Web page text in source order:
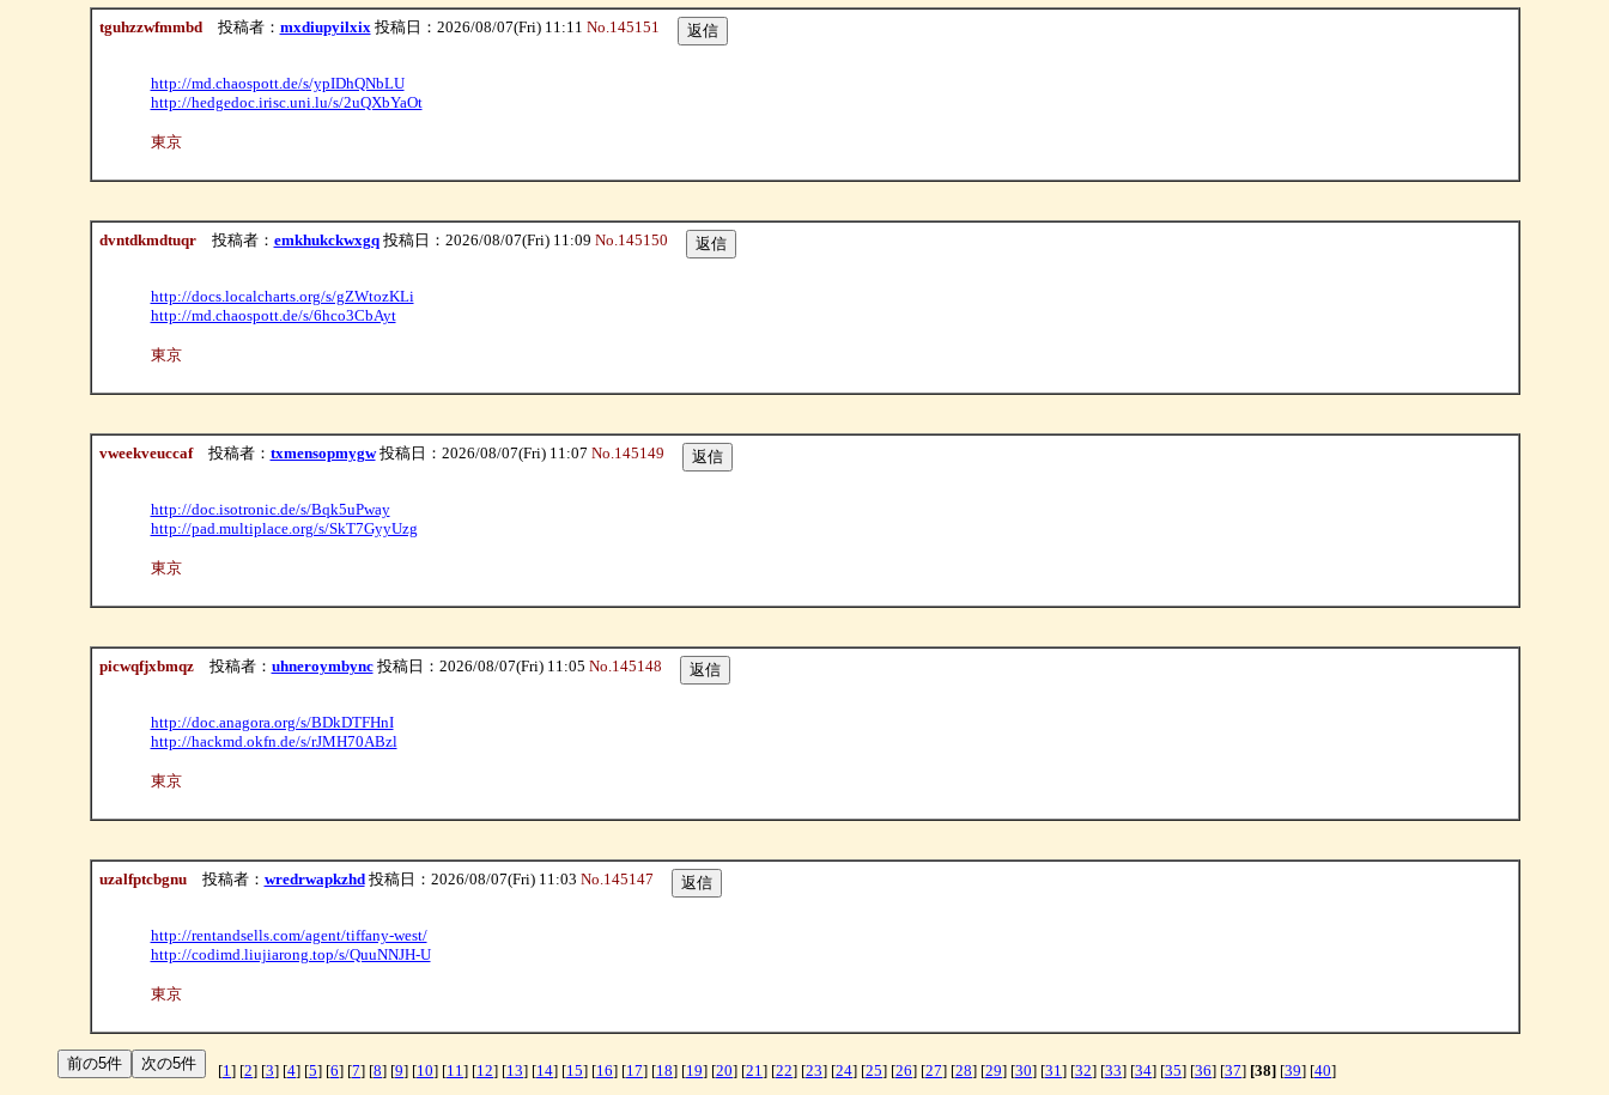
tguhzzwfmmbd投稿者： mxdiupyilxix 投稿日：2026/08/07(Fri) 11:11 No.145151
http://md.chaospott.de/s/ypIDhQNbLU
http://hedgedoc.irisc.uni.lu/s/2uQXbYaOt
東京
dvntdkmdtuqr投稿者： emkhukckwxgq投稿日：2026/08/07(Fri) 11:09 No.145150
http://docs.localcharts.org/s/gZWtozKLi
http://md.chaospott.de/s/6hco3CbAyt
東京
vweekveuccaf投稿者： txmensopmygw投稿日：2026/08/07(Fri) 11:07 No.145149
http://doc.isotronic.de/s/Bqk5uPway
http://pad.multiplace.org/s/SkT7GyyUzg
東京
picwqfjxbmqz投稿者： uhneroymbync投稿日：2026/08/07(Fri) 11:05 No.145148
http://doc.anagora.org/s/BDkDTFHnI
http://hackmd.okfn.de/s/rJMH70ABzl
東京
uzalfptcbgnu投稿者： wredrwapkzhd投稿日：2026/08/07(Fri) 11:03 No.145147
http://rentandsells.com/agent/tiffany-west/
http://codimd.liujiarong.top/s/QuuNNJH-U
東京
[1 ] [2] [3] [4] [5] [6] [7] [8] [9] [10] [11 ] [12] [13] [14] [15] [16] [17] [18] [19] [20] [21 ] [22] [23] [24] [25] [26] [27] [28] [29] [30] [31 ] [32] [33] [34] [35] [36] [37] [38] [39] [40]